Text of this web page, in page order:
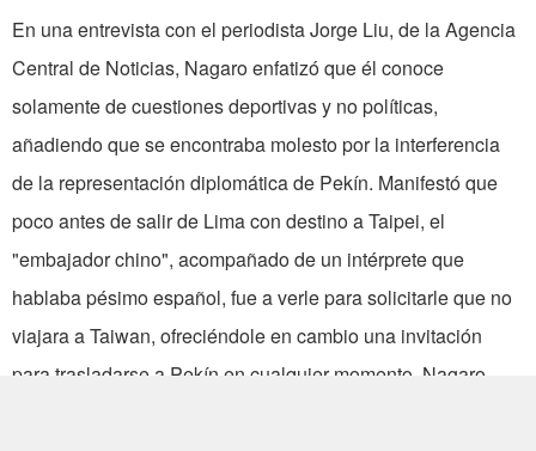
En una entrevista con el periodista Jorge Liu, de la Agencia
Central de Noticias, Nagaro enfatizó que él conoce
solamente de cuestiones deportivas y no políticas,
añadiendo que se encontraba molesto por la interferencia
de la representación diplomática de Pekín. Manifestó que
poco antes de salir de Lima con destino a Taipei, el
"embajador chino", acompañado de un intérprete que
hablaba pésimo español, fue a verle para solicitarle que no
viajara a Taiwan, ofreciéndole en cambio una invitación
para trasladarse a Pekín en cualquier momento. Nagaro